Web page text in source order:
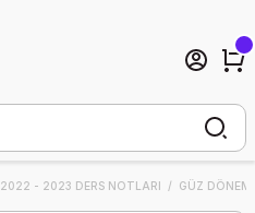
2022 - 2023 DERS NOTLARI GÜZ DÖNEMİ